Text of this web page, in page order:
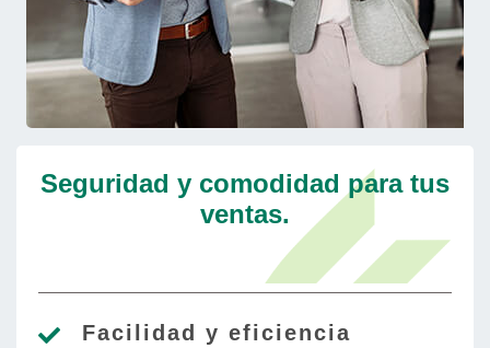
Seguridad y comodidad para tus
ventas.
Facilidad y eficiencia